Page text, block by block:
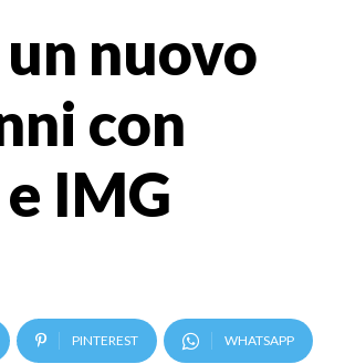
nuovo
con
IMG
PINTEREST WHATSAPP